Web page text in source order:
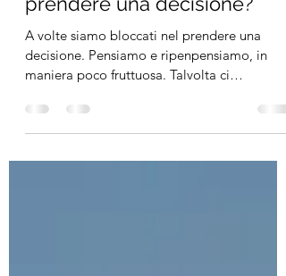
Insoddisfatti? Difficile
prendere una decisione?
A volte siamo bloccati nel prendere una
maniera poco fruttuosa. Talvolta ci
blocchiamo e perdiamo...